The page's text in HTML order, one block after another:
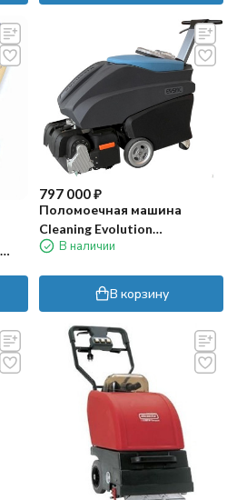
797 000₽
Поломоечная машина
Cleaning Evolution
ESCALATOR 52/17 (для
В наличии
В корзину